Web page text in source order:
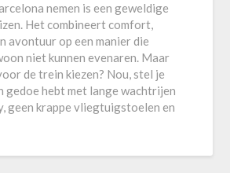
nemen is een geweldige
Het combineert comfort,
avontuur op een manier die
niet kunnen evenaren. Maar
de trein kiezen? Nou, stel je
gedoe hebt met lange wachtrijen
geen krappe vliegtuigstoelen en